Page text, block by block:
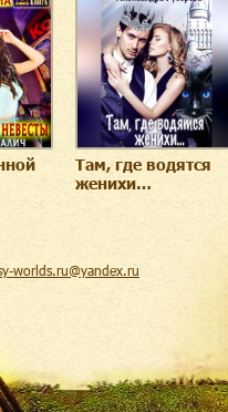
Там, где водятся
женихи…
worlds.ru@yandex.ru